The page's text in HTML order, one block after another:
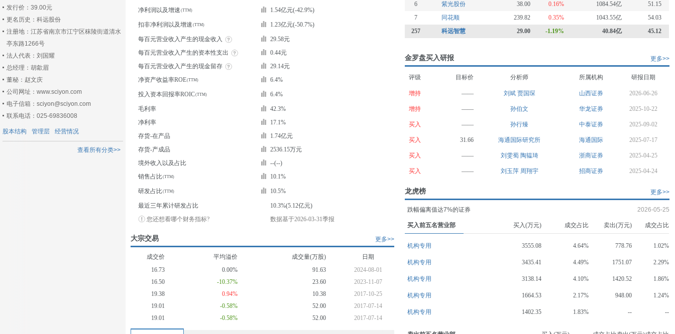
发行价：39.00元
更名历史：科远股份
注册地：江苏省南京市江宁区秣陵街道清水
亭东路1266号
法人代表：刘国耀
总经理：胡歙眉
董秘：赵文庆
公司网址：www.sciyon.com
电子信箱：sciyon@sciyon.com
联系电话：025-69836008
股本结构 管理层 经营情况
查看所有分类>>
净利润以及增速 1.54亿元(-42.9%)
扣非净利润以及增速 1.23亿元(-50.7%)
每百元营业收入产生的现金收入
29.58元
每百元营业收入产生的资本性支出
0.44元
每百元营业收入产生的现金留存
29.14元
净资产收益率ROE
6.4%
投入资本回报率ROIC 6.4%
毛利率
42.3%
净利率
17.1%
存货-在产品
1.74亿元
存货-产成品
2536.15万元
境外收入以及占比
--(--)
销售占比
10.1%
研发占比 10.5%
最近三年累计研发占比
10.3%(5.12亿元)
您还想看哪个财务指标?
数据基于2026-03-31季报
更多>>
大宗交易
成交价 平均溢价 成交量(万股)
日期
16.73
0.00% 91.63
2024-08-01
16.50
-10.37% 23.60
2023-11-07
19.38
0.94% 10.38
2017-10-25
19.01
-0.58% 52.00
2017-07-14
19.01
-0.58% 52.00 2017-07-14
6
紫光股份 38.00 0.16% 1084.54亿
51.15
7
同花顺 239.82 0.35% 1043.55亿
54.03
257
科远智慧 29.00 -1.19% 40.84亿 45.12
更多>>
金罗盘买入研报
评级 目标价 分析师 所属机构 研报日期
增持 —— 刘斌 贾国琛 山西证券 2026-06-26
增持 —— 孙伯文 华龙证券 2025-10-22
买入 —— 孙行臻 中泰证券 2025-09-02
买入 31.66 海通国际研究所 海通国际 2025-07-17
买入 —— 刘雯蜀 陶韫琦 浙商证券 2025-04-25
买入 —— 刘玉萍 周翔宇 招商证券 2025-04-24
更多>>
龙虎榜
跌幅偏离值达7%的证券 2026-05-25
买入前五名营业部 买入(万元) 成交占比 卖出(万元) 成交占比
机构专用 3555.08 4.64% 778.76 1.02%
机构专用 3435.41 4.49% 1751.07 2.29%
机构专用 3138.14 4.10% 1420.52 1.86%
机构专用 1664.53 2.17% 948.00 1.24%
机构专用 1402.35 1.83% -- --